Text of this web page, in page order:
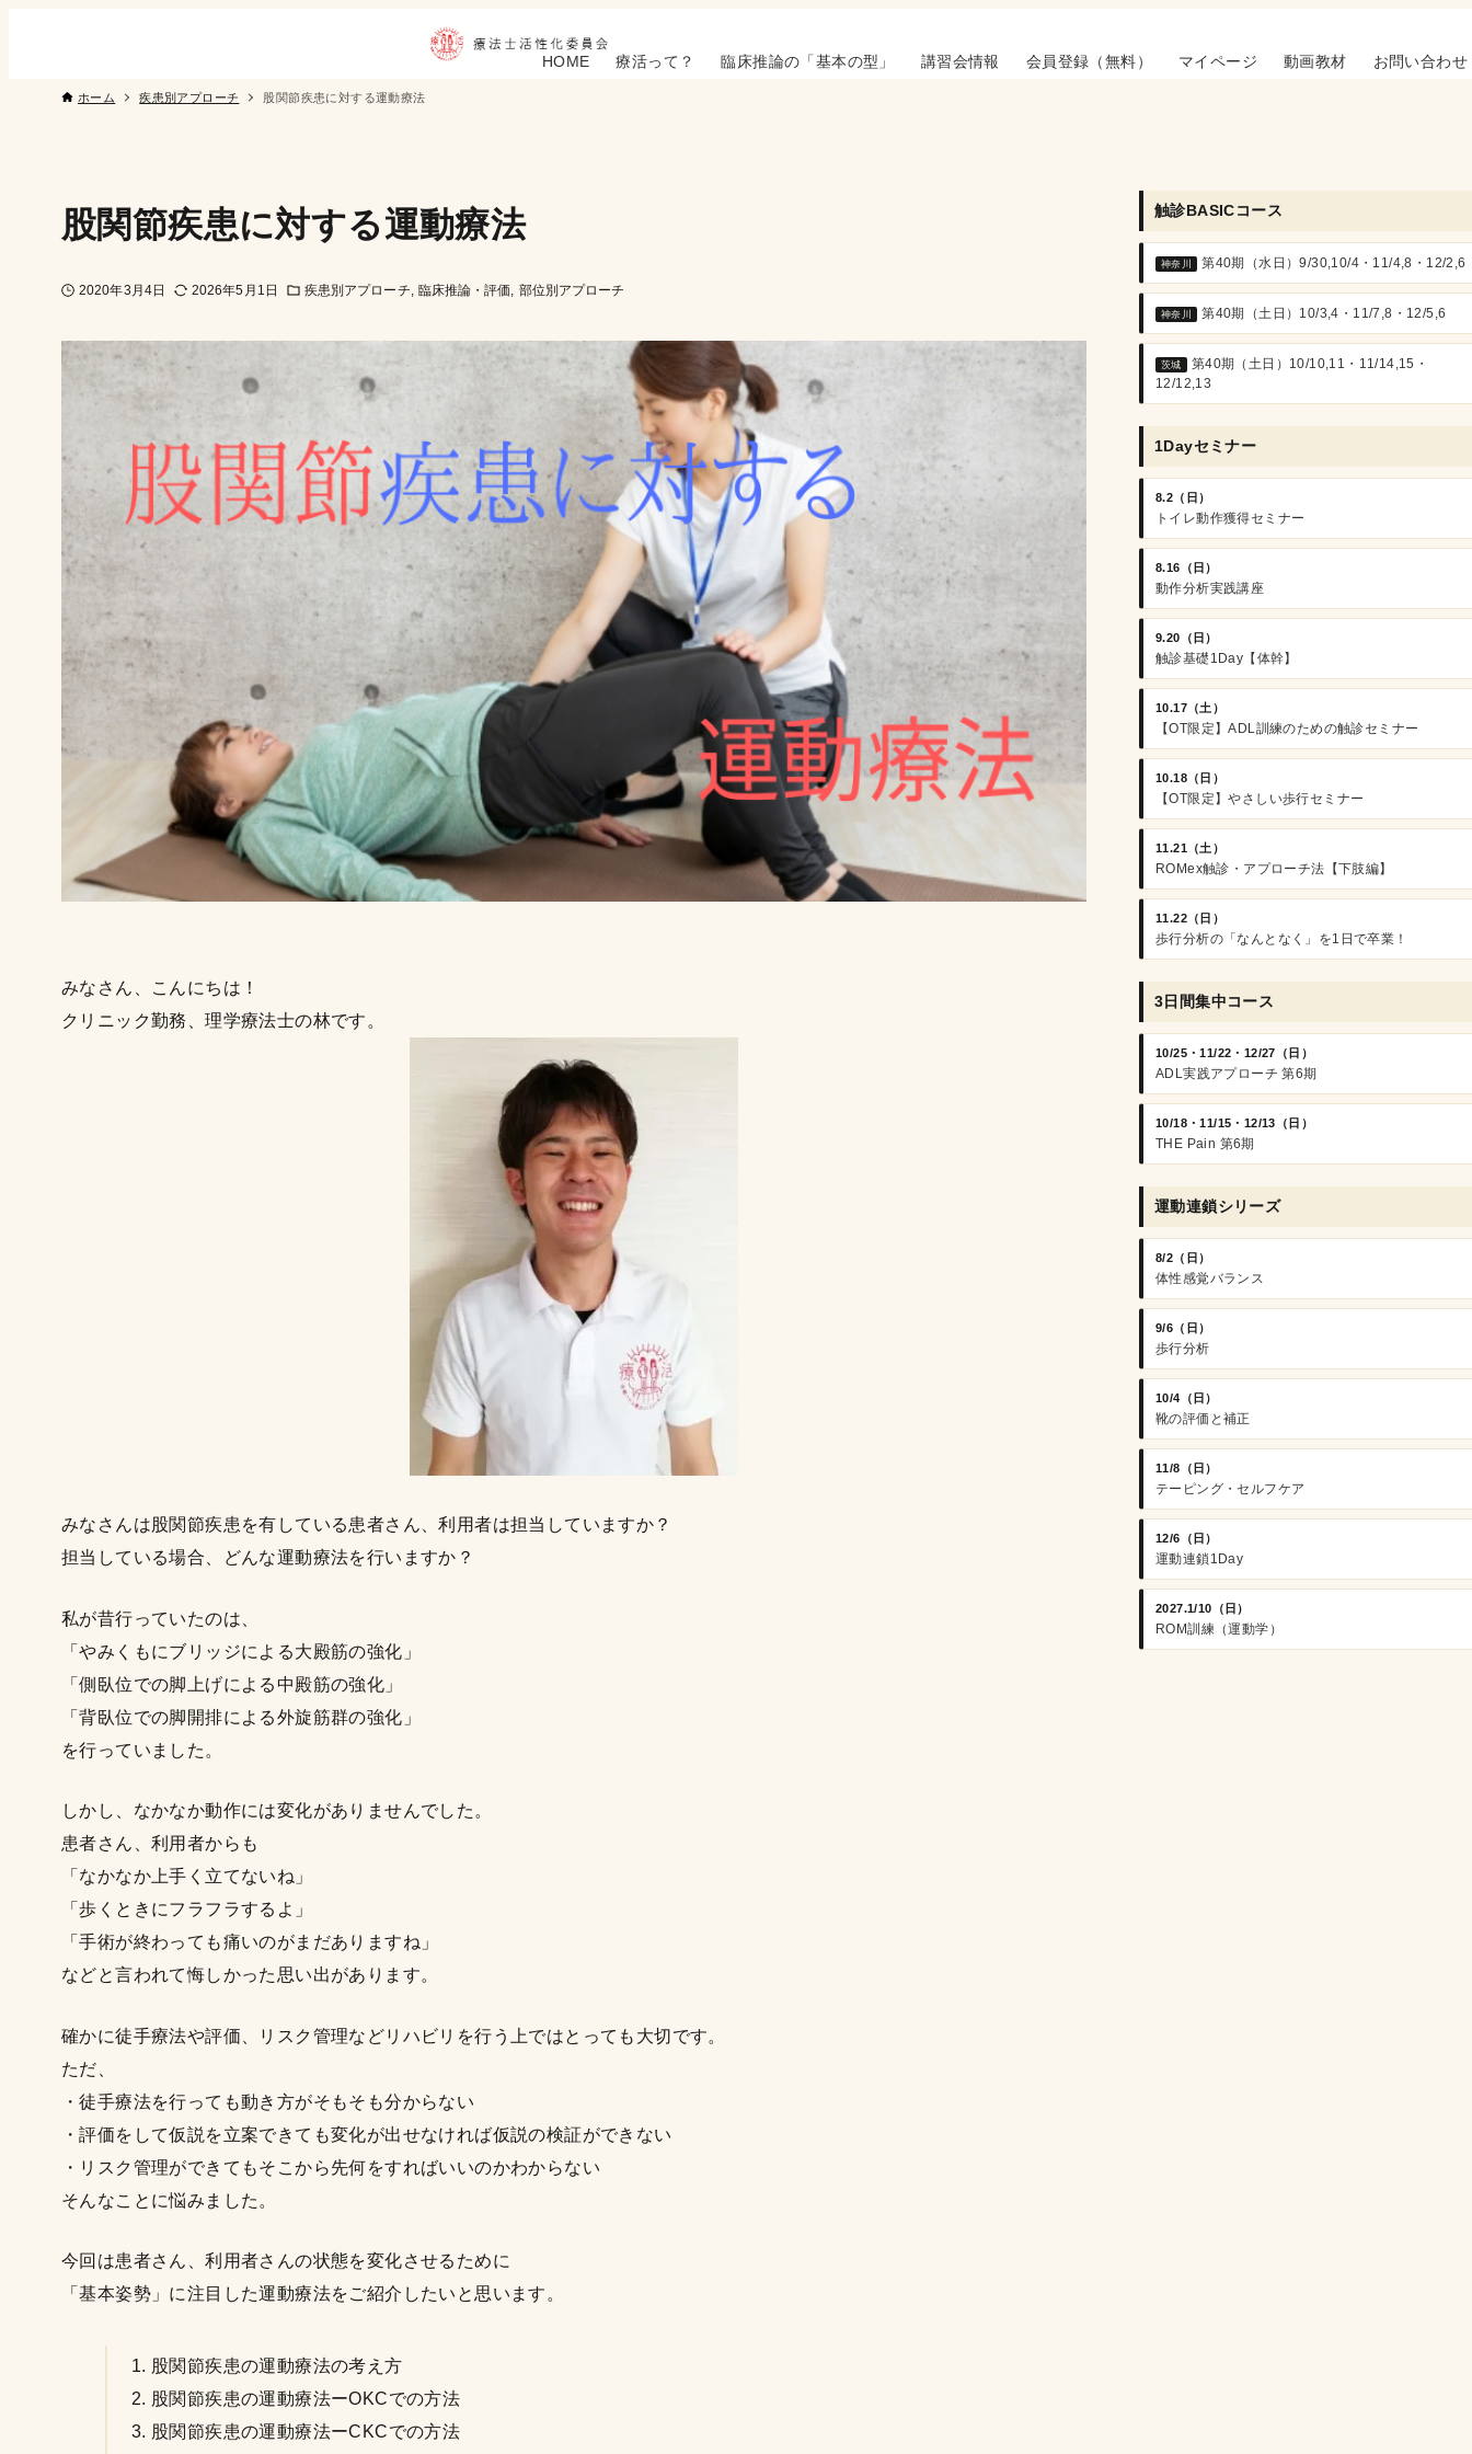
HOME 療活って？ 臨床推論の「基本の型」 講習会情報 会員登録（無料） マイページ 動画教材 お問い合わせ
ホーム 疾患別アプローチ 股関節疾患に対する運動療法
股関節疾患に対する運動療法
2020年3月4日 2026年5月1日 疾患別アプローチ 臨床推論・評価 部位別アプローチ
みなさん、こんにちは！
クリニック勤務、理学療法士の林です。
みなさんは股関節疾患を有している患者さん、利用者は担当していますか？
担当している場合、どんな運動療法を行いますか？
私が昔行っていたのは、
「やみくもにブリッジによる大殿筋の強化」
「側臥位での脚上げによる中殿筋の強化」
「背臥位での脚開排による外旋筋群の強化」
を行っていました。
しかし、なかなか動作には変化がありませんでした。
患者さん、利用者からも
「なかなか上手く立てないね」
「歩くときにフラフラするよ」
「手術が終わっても痛いのがまだありますね」
などと言われて悔しかった思い出があります。
確かに徒手療法や評価、リスク管理などリハビリを行う上ではとっても大切です。
ただ、
・徒手療法を行っても動き方がそもそも分からない
・評価をして仮説を立案できても変化が出せなければ仮説の検証ができない
・リスク管理ができてもそこから先何をすればいいのかわからない
そんなことに悩みました。
今回は患者さん、利用者さんの状態を変化させるために
「基本姿勢」に注目した運動療法をご紹介したいと思います。
股関節疾患の運動療法の考え方
股関節疾患の運動療法ーOKCでの方法
股関節疾患の運動療法ーCKCでの方法
触診BASICコース
神奈川 第40期（水日）9/30,10/4・11/4,8・12/2,6
神奈川 第40期（土日）10/3,4・11/7,8・12/5,6
茨城
第40期（土日）10/10,11・11/14,15・
12/12,13
1Dayセミナー
8.2（日）
トイレ動作獲得セミナー
8.16（日）
動作分析実践講座
9.20（日）
触診基礎1Day【体幹】
10.17（土）
【OT限定】ADL訓練のための触診セミナー
10.18（日）
【OT限定】やさしい歩行セミナー
11.21（土）
ROMex触診・アプローチ法【下肢編】
11.22（日）
歩行分析の「なんとなく」を1日で卒業！
3日間集中コース
10/25・11/22・12/27（日）
ADL実践アプローチ 第6期
10/18・11/15・12/13（日）
THE Pain 第6期
運動連鎖シリーズ
8/2（日）
体性感覚バランス
9/6（日）
歩行分析
10/4（日）
靴の評価と補正
11/8（日）
テーピング・セルフケア
12/6（日）
運動連鎖1Day
2027.1/10（日）
ROM訓練（運動学）